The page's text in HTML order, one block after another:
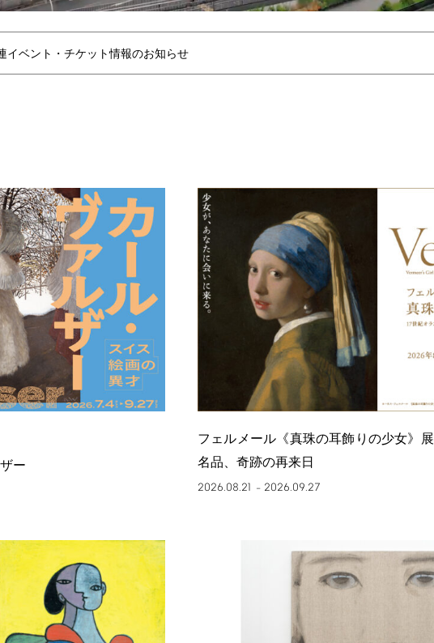
イベント・チケット情報のお知らせ
ー
フェルメール《真珠の耳飾りの少女》展
名品、奇跡の再来日
2026.08.21 – 2026.09.27